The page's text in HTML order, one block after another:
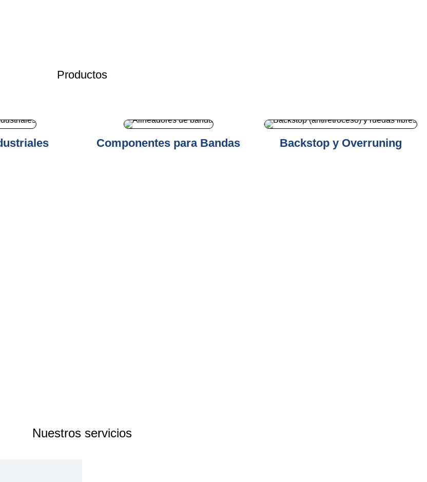
Productos
Componentes para Bandas Backstop y Overruning
Nuestros servicios